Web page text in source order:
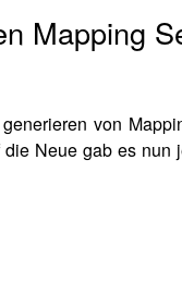
Mapping
von
Neue gab es